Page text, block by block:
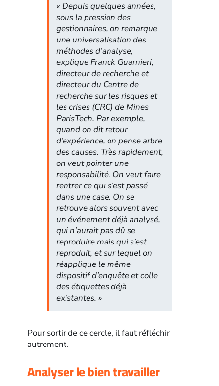
« Depuis quelques années,
sous la pression des
gestionnaires, on remarque
une universalisation des
méthodes d’analyse,
explique Franck Guarnieri,
directeur de recherche et
directeur du Centre de
recherche sur les risques et
les crises (CRC) de Mines
ParisTech. Par exemple,
quand on dit retour
d’expérience, on pense arbre
des causes. Très rapidement,
on veut pointer une
responsabilité. On veut faire
rentrer ce qui s’est passé
dans une case. On se
retrouve alors souvent avec
un événement déjà analysé,
qui n’aurait pas dû se
reproduire mais qui s’est
reproduit, et sur lequel on
réapplique le même
dispositif d’enquête et colle
des étiquettes déjà
existantes. »
Pour sortir de ce cercle, il faut réfléchir
autrement.
Analyser le bien travailler